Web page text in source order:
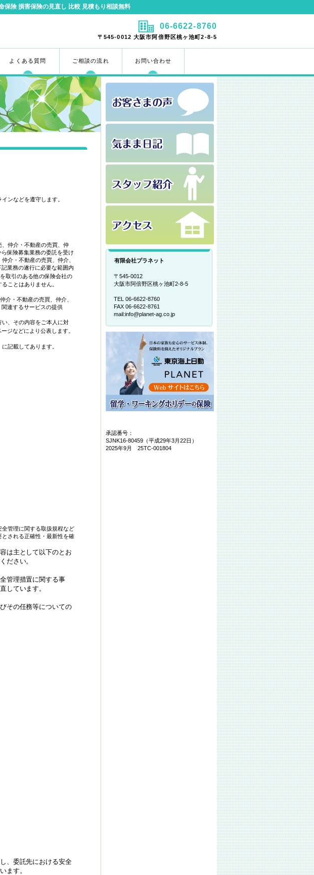
保険 損害保険の見直し 比較 見積もり相談無料
06-6622-8760
〒545-0012 大阪市阿倍野区桃ヶ池町2-8-5
ンなどを遵守します。
、仲介・不動産の売買、仲
保険募集業務の委託を受け
介・不動産の売買、仲介、
業務の遂行に必要な範囲内
取引のある他の保険会社の
ことはありません。
介・不動産の売買、仲介、
連するサービスの提供
い、その内容をご本人に対
ジなどにより公表します。
記載してあります。
管理に関する取扱規程など
される正確性・最新性を確
は主として以下のとお
ださい。
管理措置に関する事
しています。
その任務等についての
、委託先における安全
ます。
よくある質問 ご相談の流れ お問い合わせ
有限会社プラネット
〒545-0012
大阪市阿倍野区桃ヶ池町2-8-5
TEL 06-6622-8760
FAX 06-6622-8761
mail:info@planet-ag.co.jp
承認番号：
SJNK16-80459（平成29年3月22日）
2025年9月 25TC-001804